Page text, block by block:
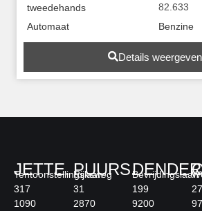
tweedehands
82.633
Automaat
Benzine
Details weergeven
JETTE.
Tentoonstellingslaan
317
1090
PUURS.
Rijksweg
31
2870
Bevrijdingslaan
199
9200